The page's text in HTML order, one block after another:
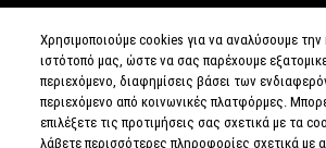
SIGN UP FOR EMAIL
My M•A•C / SIGN IN
Χρησιμοποιούμε cookies για να αναλύσουμε την
ιστότοπό μας, ώστε να σας παρέχουμε
περιεχόμενο, διαφημίσεις βάσει των
περιεχόμενο από κοινωνικές πλατφόρμες.
επιλέξετε τις προτιμήσεις σας σχετικά με τα
λάβετε περισσότερες πληροφορίες σχετικά με